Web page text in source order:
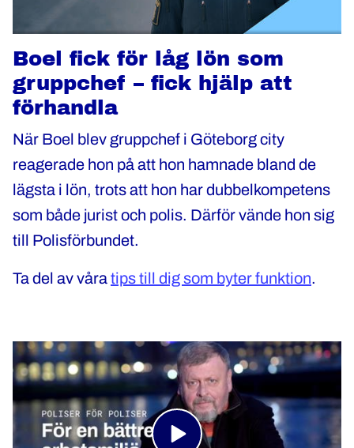
Boel fick för låg lön som
gruppchef – fick hjälp att
förhandla
När Boel blev gruppchef i Göteborg city
reagerade hon på att hon hamnade bland de
lägsta i lön, trots att hon har dubbelkompetens
som både jurist och polis. Därför vände hon sig
till Polisförbundet.
Ta del av våratips till dig som byter funktion.